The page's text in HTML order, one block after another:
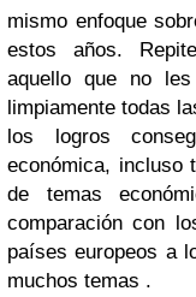
mismo enfoque
estos años.
aquello que no
limpiamente todas
los logros
económica, incluso
de temas
comparación con
países europeos a
muchos temas .